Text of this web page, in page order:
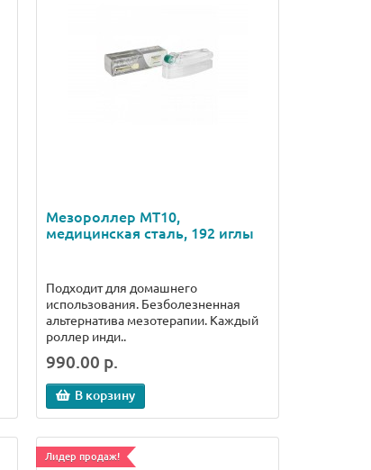
Мезороллер MT10,
медицинская сталь, 192 иглы
Подходит для домашнего
использования. Безболезненная
альтернатива мезотерапии. Каждый
роллер инди..
990.00 р.
В корзину
Лидер продаж!